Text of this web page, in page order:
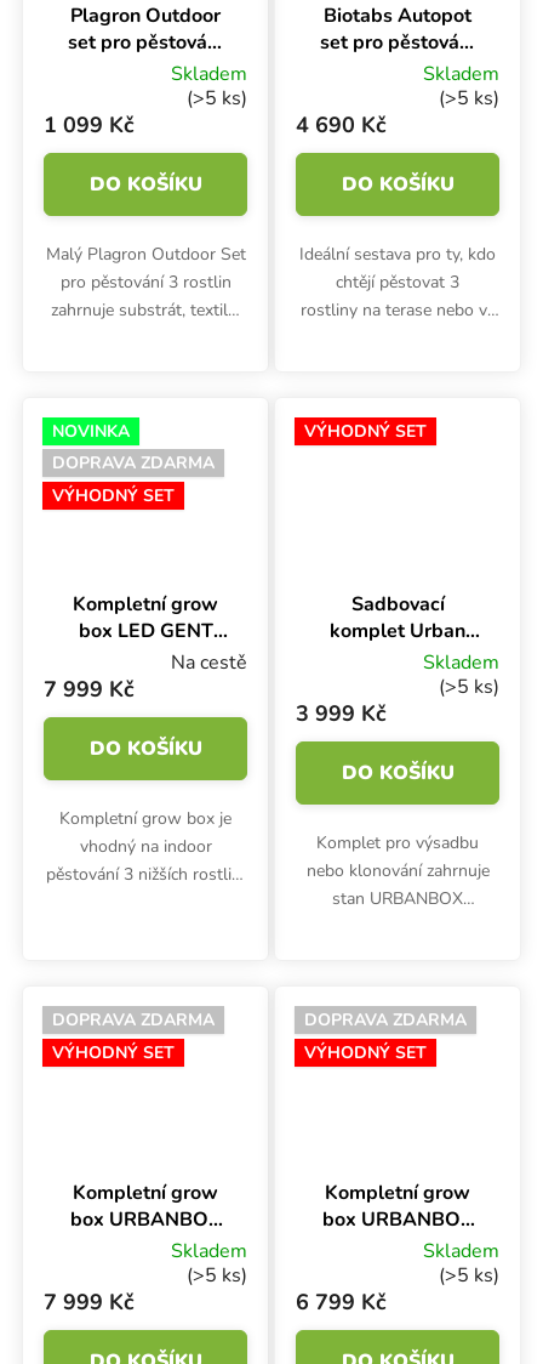
Plagron Outdoor
set pro pěstování
3 rostlinSkladem
(>5 ks)
1 099 Kč
DO KOŠÍKU
Malý Plagron Outdoor Set
pro pěstování 3 rostlin
zahrnuje substrát, textilní
lepové desky. Součástí
sady...
Biotabs Autopot
set pro pěstování
3 rostlinSkladem
(>5 ks)
4 690 Kč
DO KOŠÍKU
Ideální sestava pro ty, kdo
chtějí pěstovat 3
rostliny na terase nebo ve
samozavlažovací květináče
Autopot,...
NOVINKA
DOPRAVA ZDARMA
VÝHODNÝ SET
Kompletní grow
box LED GENT
100W,
60x60x140 cm -
SILVER
Na cestě
7 999 Kč
DO KOŠÍKU
Kompletní grow box je
vhodný na indoor
pěstování 3 nižších rostlin.
odtahovým i cirkulačním...
VÝHODNÝ SET
Sadbovací
komplet Urban
Propagation PRO,
80x60x40 cm -
BEZ MÉDIA
Skladem
(>5 ks)
3 999 Kč
DO KOŠÍKU
Komplet pro výsadbu
nebo klonování zahrnuje
stan URBANBOX
kompletní kabeláží pro
sériové zapojení. GENT
skleník...
DOPRAVA ZDARMA
VÝHODNÝ SET
Kompletní grow
box URBANBOX
LED GENT 100W
Set, 60x60x160
cm
Skladem
(>5 ks)
7 999 Kč
DOPRAVA ZDARMA
VÝHODNÝ SET
Kompletní grow
box URBANBOX
LED Cosmos
120W Set,
60x60x160 cm
Skladem
(>5 ks)
6 799 Kč